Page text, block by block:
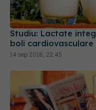
Studiu: Lactate
boli cardiovasculare
14 sep 2018, 22:45